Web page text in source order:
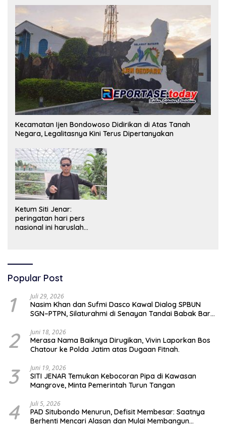
Kecamatan Ijen Bondowoso Didirikan di Atas Tanah
Negara, Legalitasnya Kini Terus Dipertanyakan
Ketum Siti Jenar:
peringatan hari pers
nasional ini haruslah
bangsa dan menjaga
demokrasi Indonesia.
Popular Post
1 Juli 29, 2026
Nasim Khan dan Sufmi Dasco Kawal Dialog SPBUN
SGN–PTPN, Silaturahmi di Senayan Tandai Babak Baru
2 Juni 18, 2026
Merasa Nama Baiknya Dirugikan, Vivin Laporkan Bos
Chatour ke Polda Jatim atas Dugaan Fitnah.
3 Juni 19, 2026
SITI JENAR Temukan Kebocoran Pipa di Kawasan
Mangrove, Minta Pemerintah Turun Tangan
4 Juli 5, 2026
PAD Situbondo Menurun, Defisit Membesar: Saatnya
Berhenti Mencari Alasan dan Mulai Membangun